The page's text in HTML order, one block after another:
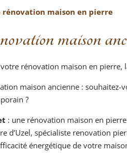
maison en pierre
maison
rénovation maison en
maison ancienne : souhaitez-
?
: une rénovation maison en
d’Uzel, spécialiste renovation
énergétique de votre